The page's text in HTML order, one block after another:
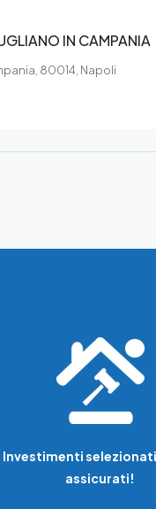
IN CAMPANIA
80014, Napoli
Investimenti
assicurati!